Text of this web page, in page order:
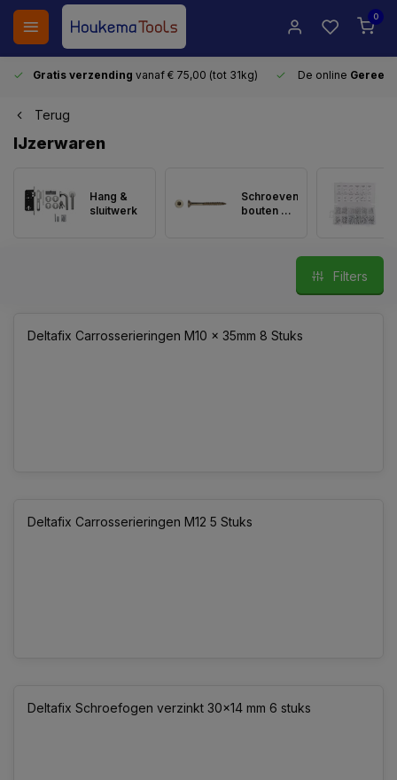
0
Gratis verzending vanaf € 75,00 (tot 31kg) De online
Terug
IJzerwaren
Hang &
sluitwerk
Schroeven,
bouten &
Filters
Deltafix Carrosserieringen M10 x 35mm 8 Stuks
Deltafix Carrosserieringen M12 5 Stuks
Deltafix Schroefogen verzinkt 30x14 mm 6 stuks